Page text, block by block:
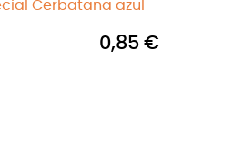
Cerbatana azul
0,85 €